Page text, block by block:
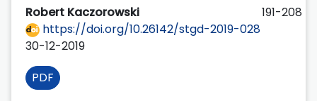
Robert Kaczorowski
191-208
https://doi.org/10.26142/stgd-2019-028
30-12-2019
PDF